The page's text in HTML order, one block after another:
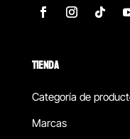
TIENDA
Categoría de
Marcas